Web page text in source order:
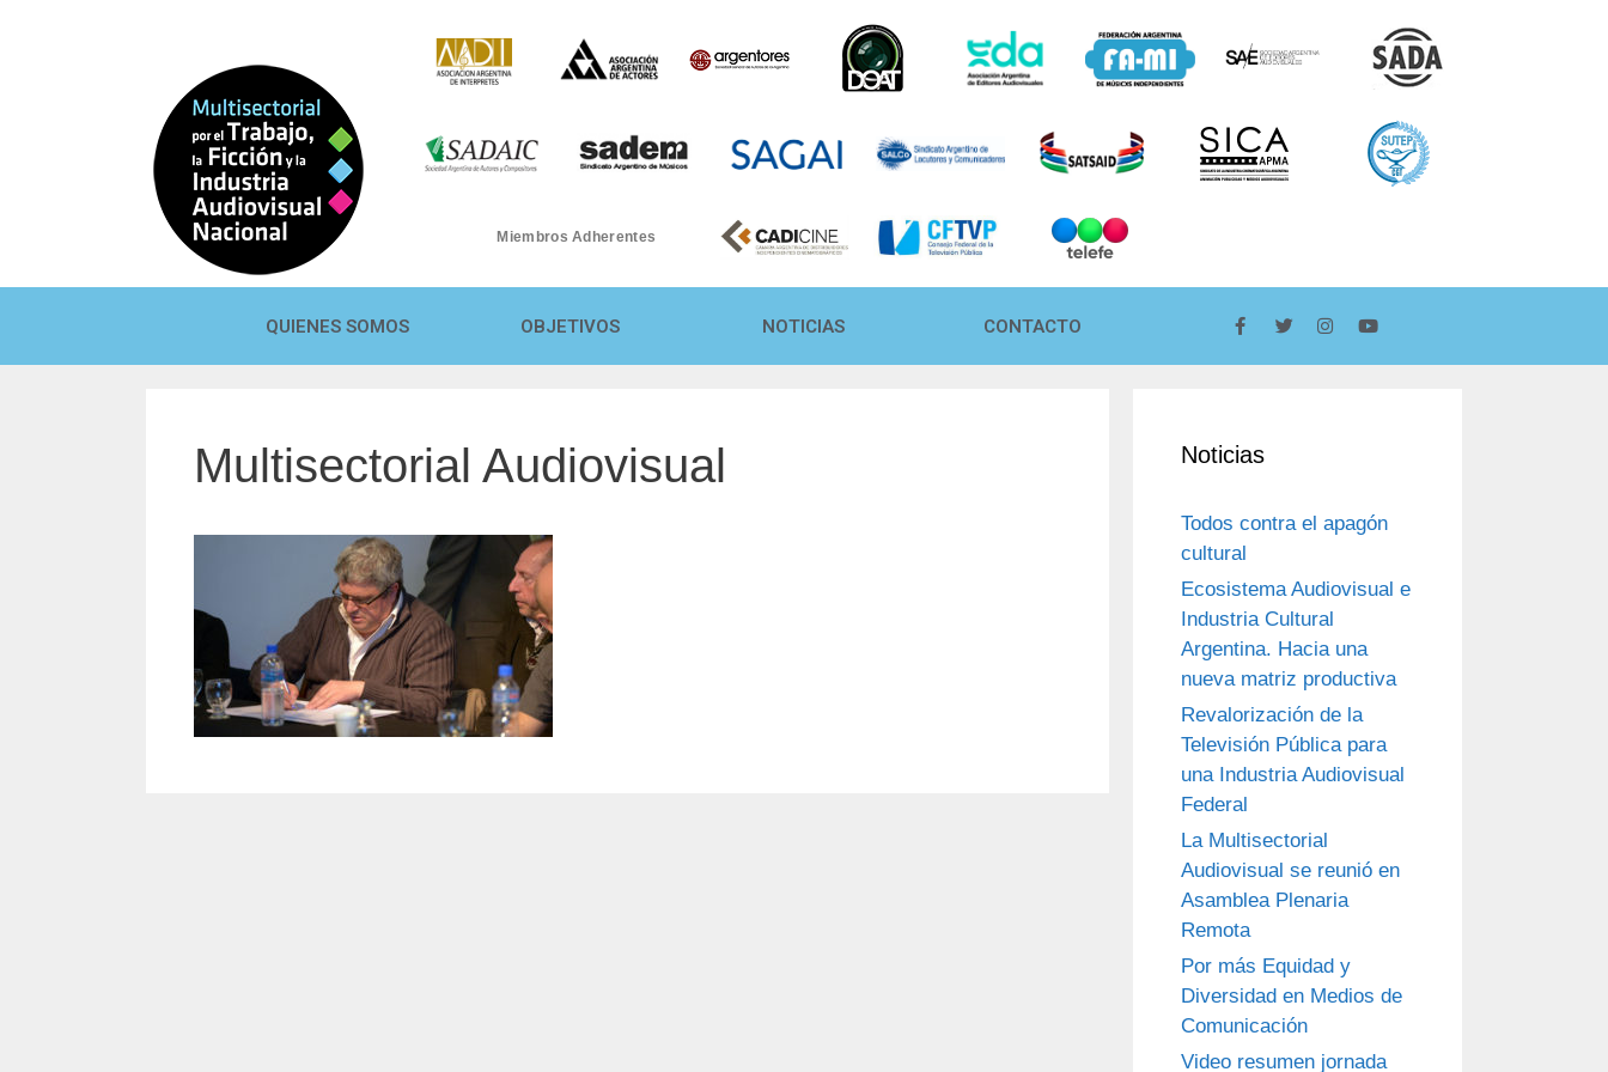
Miembros Adherentes
QUIENES SOMOS OBJETIVOS NOTICIAS CONTACTO
Multisectorial Audiovisual Noticias
Todos contra el apagón
cultural
Ecosistema Audiovisual e
Industria Cultural
Argentina. Hacia una
nueva matriz productiva
Revalorización de la
Televisión Pública para
una Industria Audiovisual
Federal
La Multisectorial
Audiovisual se reunió en
Asamblea Plenaria
Remota
Por más Equidad y
Diversidad en Medios de
Comunicación
Video resumen jornada